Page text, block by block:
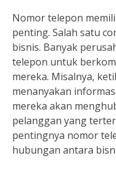
Nomor telepon
penting. Salah satu
bisnis. Banyak
telepon untuk
mereka. Misalnya,
menanyakan
mereka akan
pelanggan yang
pentingnya nomor
hubungan antara